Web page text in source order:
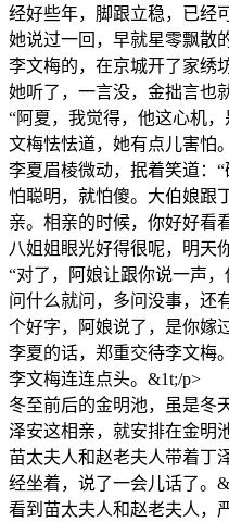
经好些年，脚跟立稳，已经
她说过一回，早就星零飘散
李文梅的，在京城开了家绣
她听了，一言没，金拙言也
“阿夏，我觉得，他这心机
文梅怯怯道，她有点儿害怕
李夏眉棱微动，抿着笑道：
怕聪明，就怕傻。大伯娘跟
亲。相亲的时候，你好好看
八姐姐眼光好得很呢，明天
“对了，阿娘让跟你说一声
问什么就问，多问没事，还
个好字，阿娘说了，是你嫁
李夏的话，郑重交待李文梅
李文梅连连点头。&1t;/p>
冬至前后的金明池，虽是冬
泽安这相亲，就安排在金明
苗太夫人和赵老夫人带着丁
经坐着，说了一会儿话了。
看到苗太夫人和赵老夫人，